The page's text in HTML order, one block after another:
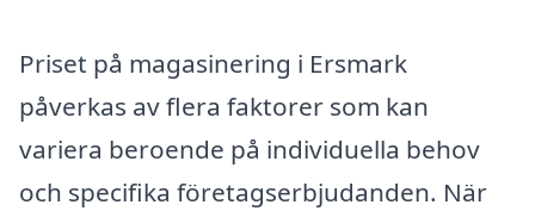
Priset på magasinering i Ersmark
påverkas av flera faktorer som kan
variera beroende på individuella behov
och specifika företagserbjudanden. När